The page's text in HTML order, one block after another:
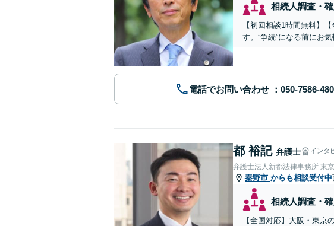
相続人調査・
【初回相談1時間無料】
す。”争続”になる前にお
電話でお問い合わせ
都 裕記 弁護士 インタ
弁護士法人新都法律事務所 東
秦野市 からも相談受付中
相続人調査・
【全国対応】大阪・東